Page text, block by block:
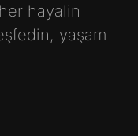
hayalin
yaşam